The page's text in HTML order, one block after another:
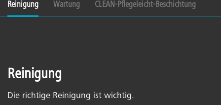
Reinigung Wartung CLEAN-Pflegeleicht-Beschichtung
Reinigung
Die richtige Reinigung ist wichtig.